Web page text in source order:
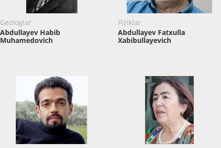
Geologlar
Abdullayev Habib
Muhamedovich
Fiziklar
Abdullayev Fatxulla
Xabibullayevich